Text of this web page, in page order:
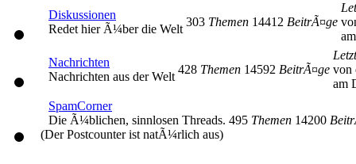
Diskussionen
Redet hier Ã¼ber die Welt
303 Themen 14412 BeitrÃ¤ge
Nachrichten
Nachrichten aus der Welt
428 Themen 14592 BeitrÃ¤ge von
am
SpamCorner
Die Ã¼blichen, sinnlosen Threads.
(Der Postcounter ist natÃ¼rlich aus)
495 Themen 14200